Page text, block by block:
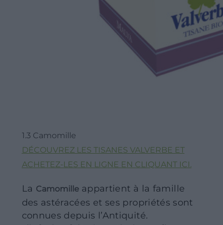
TRAVAILLER AVEC NOUS
CULTIVEZ POUR NOUS
RECRUTEMENT
CONTACT
Shop
Idées de cadeaux
1.3 Camomille
DÉCOUVREZ LES TISANES VALVERBE ET
ACHETEZ-LES EN LIGNE EN CLIQUANT ICI.
La Camomilleappartient à la famille
des astéracées et ses propriétés sont
connues depuis l’Antiquité.